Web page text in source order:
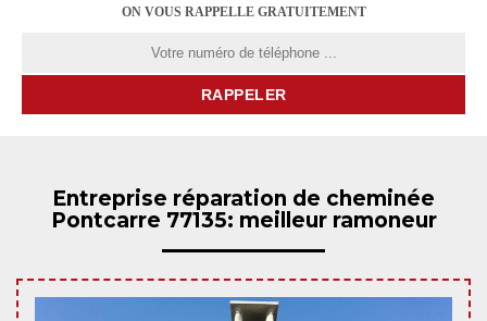
ON VOUS RAPPELLE GRATUITEMENT
Entreprise réparation de cheminée
Pontcarre 77135: meilleur ramoneur